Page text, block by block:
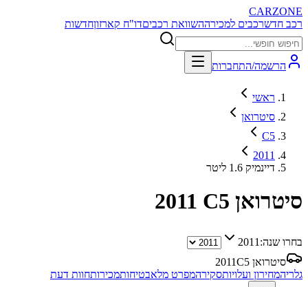
CARZONE
רכב חדשרכבים למכירההשוואת רכביםדו"ח קארזוןחדשות
הרשמה/התחברות
ראשי
סיטרואן
C5
2011
דיינמיק 1.6 ליטר
סיטרואן C5 2011
בחרו שנה: 2011
סיטרואן C5
2011
גלריהמחירון ועלויותסקירהמפרט מלאבטיחותמכירותחוות דעת